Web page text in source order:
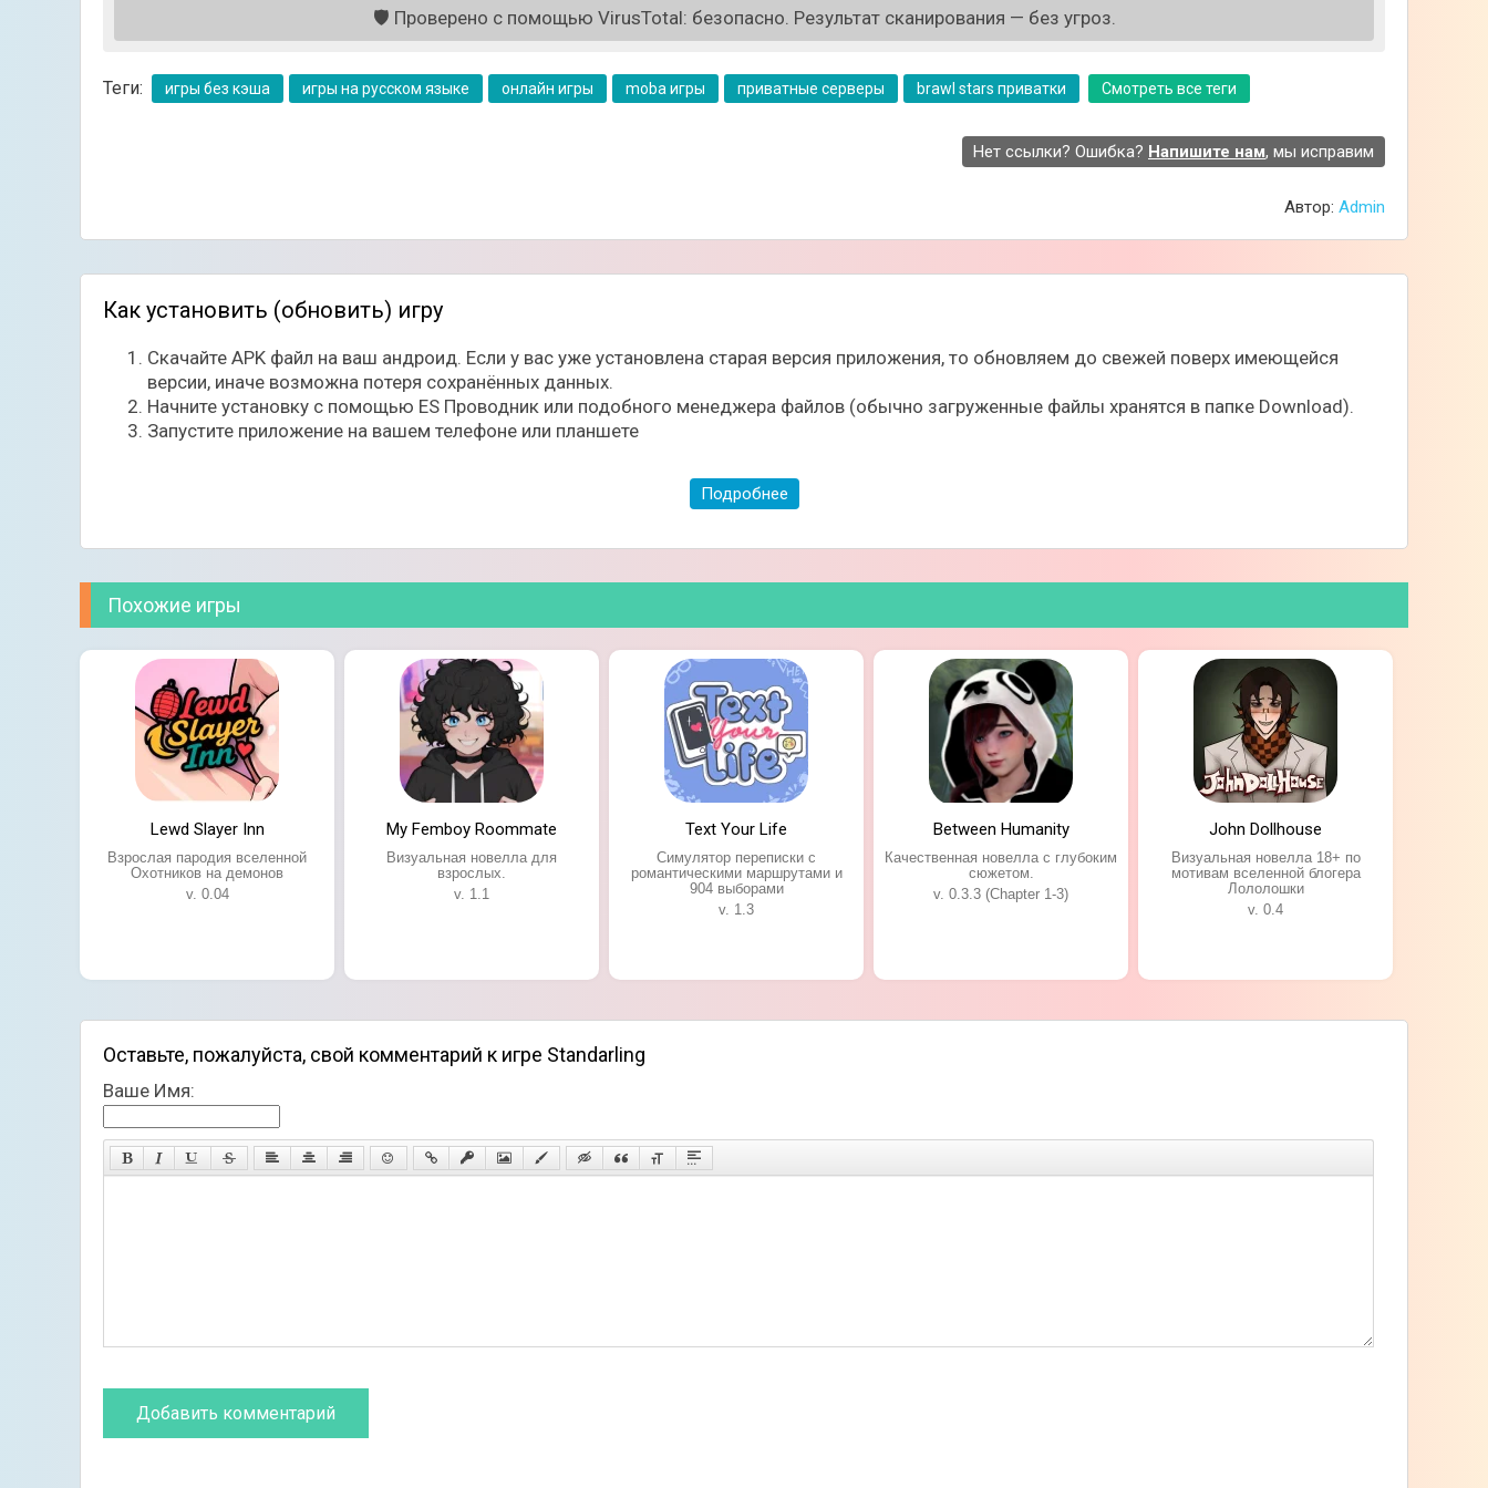
- Социальные функции: кланы, друзья, лобби.
- Защита от читов и вход через Google/Facebook.
🛡️ Проверено с помощью VirusTotal: безопасно. Результат сканирования — без угроз.
Теги: игры без кэша игры на русском языке онлайн игры moba игры приватные серверы brawl stars приватки Смотреть все теги
Нет ссылки? Ошибка? Напишите нам, мы исправим
Автор: Admin
Как установить (обновить) игру
Скачайте APK файл на ваш андроид. Если у вас уже установлена старая версия приложения, то обновляем до свежей поверх имеющейся
версии, иначе возможна потеря сохранённых данных.
Начните установку с помощью ES Проводник или подобного менеджера файлов (обычно загруженные файлы хранятся в папке Download).
Запустите приложение на вашем телефоне или планшете
Подробнее
Похожие игры
Lewd Slayer Inn
Взрослая пародия вселенной
Охотников на демонов
v. 0.04
My Femboy Roommate
Визуальная новелла для
взрослых.
v. 1.1
Text Your Life
Симулятор переписки с
романтическими маршрутами и
904 выборами
v. 1.3
Between Humanity
Качественная новелла с глубоким
сюжетом.
v. 0.3.3 (Chapter 1-3)
John Dollhouse
Визуальная новелла 18+ по
мотивам вселенной блогера
Лололошки
v. 0.4
Оставьте, пожалуйста, свой комментарий к игре Standarling
Ваше Имя: